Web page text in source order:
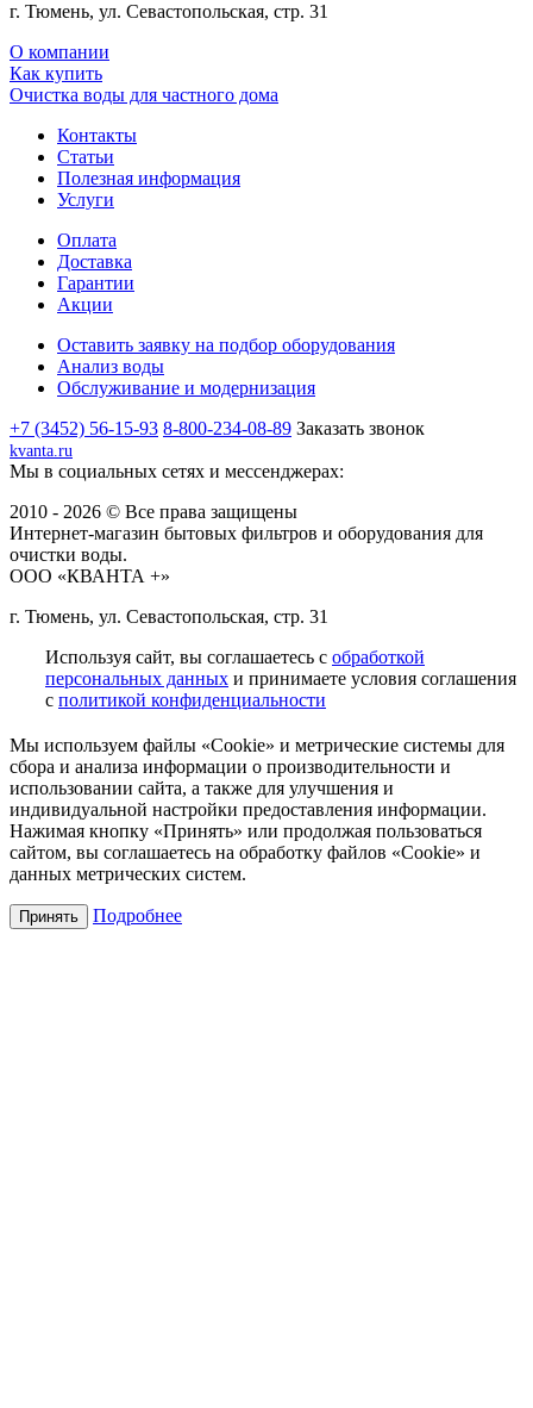
г. Тюмень, ул. Севастопольская, стр. 31
О компании
Как купить
Очистка воды для частного дома
Контакты
Статьи
Полезная информация
Услуги
Оплата
Доставка
Гарантии
Акции
Оставить заявку на подбор оборудования
Анализ воды
Обслуживание и модернизация
+7 (3452) 56-15-93 8-800-234-08-89 Заказать звонок
kvanta.ru
Мы в социальных сетях и мессенджерах:
2010 - 2026 © Все права защищены
Интернет-магазин бытовых фильтров и оборудования для
очистки воды.
ООО «КВАНТА +»
г. Тюмень, ул. Севастопольская, стр. 31
Используя сайт, вы соглашаетесь с обработкой
персональных данных и принимаете условия соглашения
с политикой конфиденциальности
Мы используем файлы «Cookie» и метрические системы для
сбора и анализа информации о производительности и
использовании сайта, а также для улучшения и
индивидуальной настройки предоставления информации.
Нажимая кнопку «Принять» или продолжая пользоваться
сайтом, вы соглашаетесь на обработку файлов «Cookie» и
данных метрических систем.
Принять Подробнее